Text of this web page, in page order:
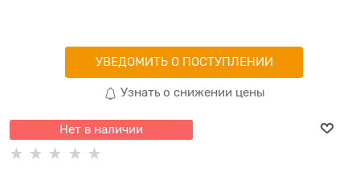
УВЕДОМИТЬ О ПОСТУПЛЕНИИ
Узнать о снижении цены
Нет в наличии